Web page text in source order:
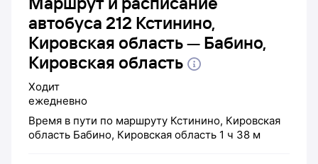
автобуса 212 Кстинино,
Кировская область — Бабино,
Кировская область
Ходит
ежедневно
Время в пути по маршруту Кстинино, Кировская
область Бабино, Кировская область 1 ч 38 м